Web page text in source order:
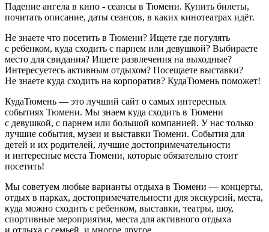
Падение ангела в кино - сеансы в Тюмени. Купить билеты,
почитать описание, даты сеансов, в каких кинотеатрах идёт.
Не знаете что посетить в Тюмени? Ищете где погулять
с ребенком, куда сходить с парнем или девушкой? Выбираете
место для свидания? Ищете развлечения на выходные?
Интересуетесь активным отдыхом? Посещаете выставки?
Не знаете куда сходить на корпоратив? КудаТюмень поможет!
КудаТюмень — это лучший сайт о самых интересных
событиях Тюмени. Мы знаем куда сходить в Тюмени
с девушкой, с парнем или большой компанией. У нас только
лучшие события, музеи и выставки Тюмени. События для
детей и их родителей, лучшие достопримечательности
и интересные места Тюмени, которые обязательно стоит
посетить!
Мы советуем любые варианты отдыха в Тюмени — концерты,
отдых в парках, достопримечательности для экскурсий, места,
куда можно сходить с ребенком, выставки, театры, шоу,
спортивные мероприятия, места для активного отдыха
и отдыха с семьей, и многое другое.